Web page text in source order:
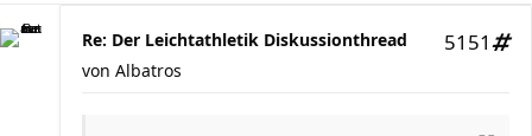
Re: Der Leichtathletik Diskussionthread 5151
von Albatros